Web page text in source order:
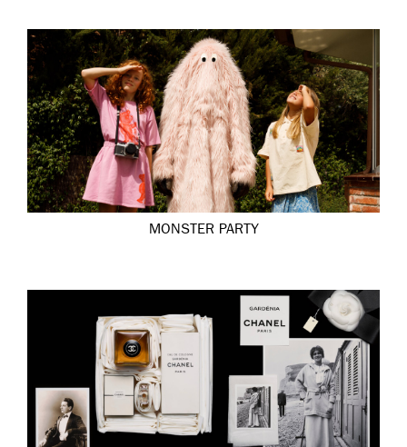
MONSTER PARTY